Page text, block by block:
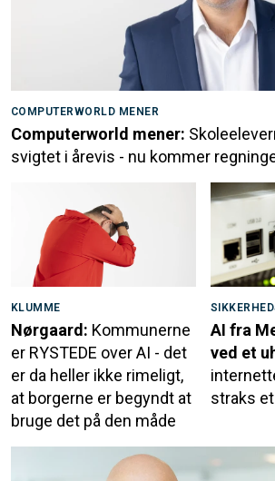
COMPUTERWORLD MENER
Computerworld mener:
svigtet i årevis - nu kommer
KLUMME
Nørgaard: Kommunerne
er RYSTEDE over AI - det
er da heller ikke rimeligt,
at borgerne er begyndt at
bruge det på den måde
AI fra
ved et
straks